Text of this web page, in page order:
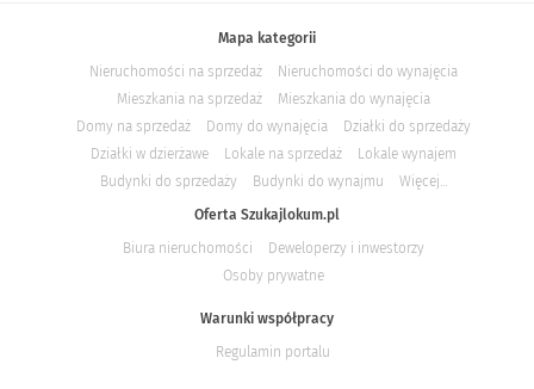
Mapa kategorii
Nieruchomości na sprzedaż
Nieruchomości do wynajęcia
Mieszkania na sprzedaż
Mieszkania do wynajęcia
Domy na sprzedaż
Domy do wynajęcia
Działki do sprzedaży
Działki w dzierżawe
Lokale na sprzedaż
Lokale wynajem
Budynki do sprzedaży
Budynki do wynajmu
Więcej...
Oferta Szukajlokum.pl
Biura nieruchomości
Deweloperzy i inwestorzy
Osoby prywatne
Warunki współpracy
Regulamin portalu